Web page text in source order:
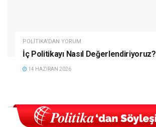
POLITIKA'DAN YORUM
İç Politikayı Nasıl Değerlendiriyoruz?
14 HAZIRAN 2026